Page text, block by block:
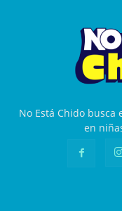
No Está Chido
en